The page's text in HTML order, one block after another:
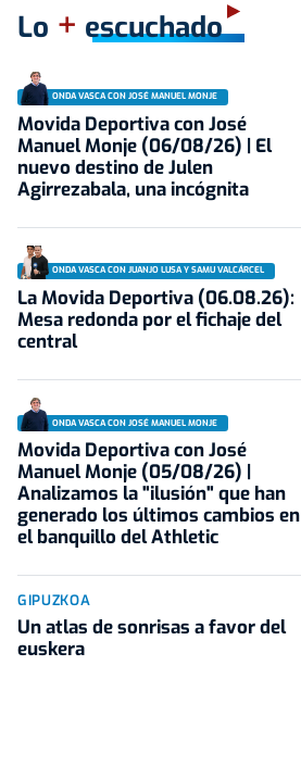
Lo + escuchado
ONDA VASCA CON JOSÉ MANUEL MONJE
Movida Deportiva con José
Manuel Monje (06/08/26) | El
nuevo destino de Julen
Agirrezabala, una incógnita
ONDA VASCA CON JUANJO LUSA Y SAMU VALCÁRCEL
La Movida Deportiva (06.08.26):
Mesa redonda por el fichaje del
central
ONDA VASCA CON JOSÉ MANUEL MONJE
Movida Deportiva con José
Manuel Monje (05/08/26) |
Analizamos la "ilusión" que han
generado los últimos cambios en
el banquillo del Athletic
GIPUZKOA
Un atlas de sonrisas a favor del
euskera